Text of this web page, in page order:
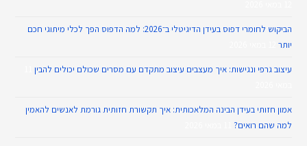
הביקוש לחומרי דפוס בעידן הדיגיטלי ב־2026: למה הדפוס הפך לכלי מיתוגי חכם
יותר
עיצוב גרפי ונגישות: איך מעצבים עיצוב מתקדם עם מסרים שכולם יכולים להבין
אמון חזותי בעידן הבינה המלאכותית: איך תקשורת חזותית גורמת לאנשים להאמין
למה שהם רואים?